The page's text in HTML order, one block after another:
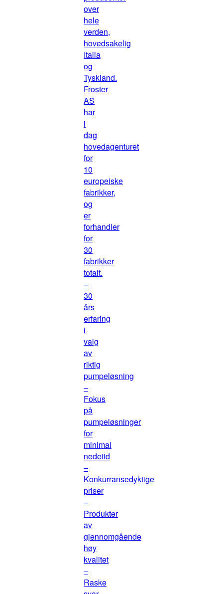
over
hele
verden,
hovedsakelig
Italia
og
Tyskland.
Froster
AS
har
i
dag
hovedagenturet
for
10
europeiske
fabrikker,
og
er
forhandler
for
30
fabrikker
totalt.
–
30
års
erfaring
i
valg
av
riktig
pumpeløsning
–
Fokus
på
pumpeløsninger
for
minimal
nedetid
–
Konkurransedyktige
priser
–
Produkter
av
gjennomgående
høy
kvalitet
–
Raske